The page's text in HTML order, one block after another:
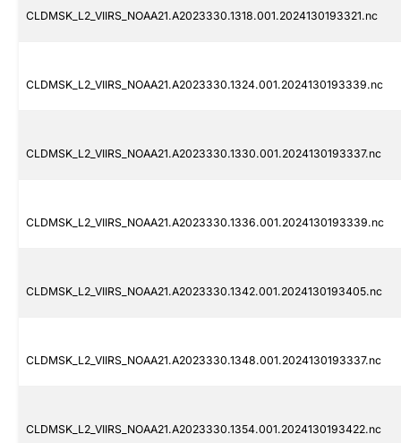
CLDMSK_L2_VIIRS_NOAA21.A2023330.1318.001.2024130193321.nc
CLDMSK_L2_VIIRS_NOAA21.A2023330.1324.001.2024130193339.nc
CLDMSK_L2_VIIRS_NOAA21.A2023330.1330.001.2024130193337.nc
CLDMSK_L2_VIIRS_NOAA21.A2023330.1336.001.2024130193339.nc
CLDMSK_L2_VIIRS_NOAA21.A2023330.1342.001.2024130193405.nc
CLDMSK_L2_VIIRS_NOAA21.A2023330.1348.001.2024130193337.nc
CLDMSK_L2_VIIRS_NOAA21.A2023330.1354.001.2024130193422.nc